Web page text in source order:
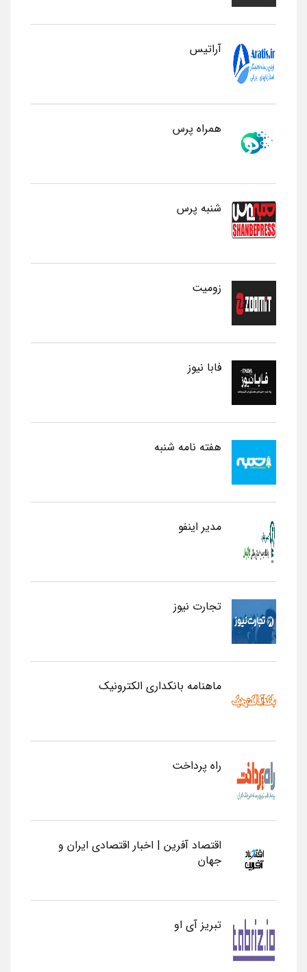
آراتیس
همراه پرس
شنبه پرس
زومیت
فابا نیوز
هفته نامه شنبه
مدیر اینفو
تجارت نیوز
ماهنامه بانکداری الکترونیک
راه پرداخت
اقتصاد آفرین | اخبار اقتصادی ایران و
جهان
تبریز آی او